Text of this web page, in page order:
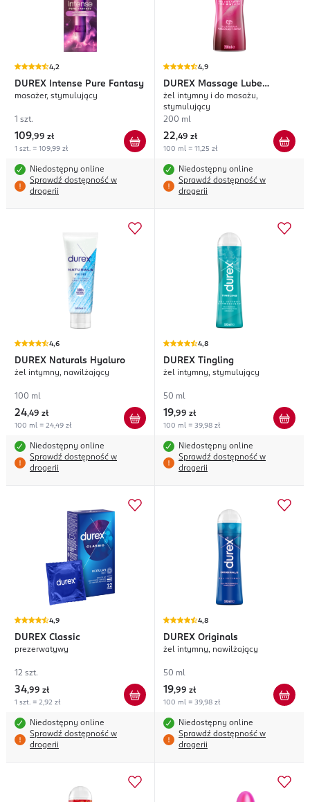
4,2
DUREX Intense Pure Fantasy
masażer, stymulujący
1 szt.
109,99 zł
1 szt. = 109,99 zł
Niedostępny online
Sprawdź dostępność w
drogerii
4,9
DUREX Massage Lube
Guarana
żel intymny i do masażu,
stymulujący
200 ml
22,49 zł
100 ml = 11,25 zł
Niedostępny online
Sprawdź dostępność w
drogerii
4,6
DUREX Naturals Hyaluro
żel intymny, nawilżający
100 ml
24,49 zł
100 ml = 24,49 zł
Niedostępny online
Sprawdź dostępność w
drogerii
4,8
DUREX Tingling
żel intymny, stymulujący
50 ml
19,99 zł
100 ml = 39,98 zł
Niedostępny online
Sprawdź dostępność w
drogerii
4,9
DUREX Classic
prezerwatywy
12 szt.
34,99 zł
1 szt. = 2,92 zł
Niedostępny online
Sprawdź dostępność w
drogerii
4,8
DUREX Originals
żel intymny, nawilżający
50 ml
19,99 zł
100 ml = 39,98 zł
Niedostępny online
Sprawdź dostępność w
drogerii